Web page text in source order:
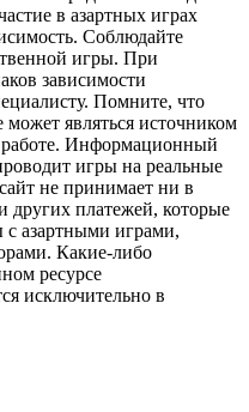
в азартных играх
Соблюдайте
игры. При
зависимости
Помните, что
может являться источником
работе. Информационный
игры на реальные
не принимает ни в
других платежей, которые
с азартными играми,
Какие-либо
ресурсе
исключительно в